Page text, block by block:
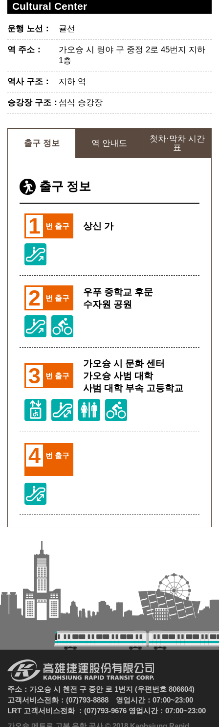
Cultural Center
운행 노선 ： 귤선
역 주소 ：
가오슝 시 링야 구 중정 2로 45번지 지하
1층
역사 구조 ： 지하 역
승강장 구조 ：섬식 승강장
출구 정보 역 안내도
첫차·막차 시간
표
출구 정보
1 번 출구 상신 가
2 번 출구
우푸 중학교 후문
수자원 공원
3 번 출구
가오슝 시 문화 센터
가오슝 사범 대학
사범 대학 부속 고등학교
4 번 출구
주소：가오슝 시 첸전 구 중안 로 1번지 (우편번호 806604)
고객서비스전화：(07)793-8888 영업시간：07:00~23:00
LRT 고객서비스전화 ：(07)793-9676 영업시간：07:00~23:00